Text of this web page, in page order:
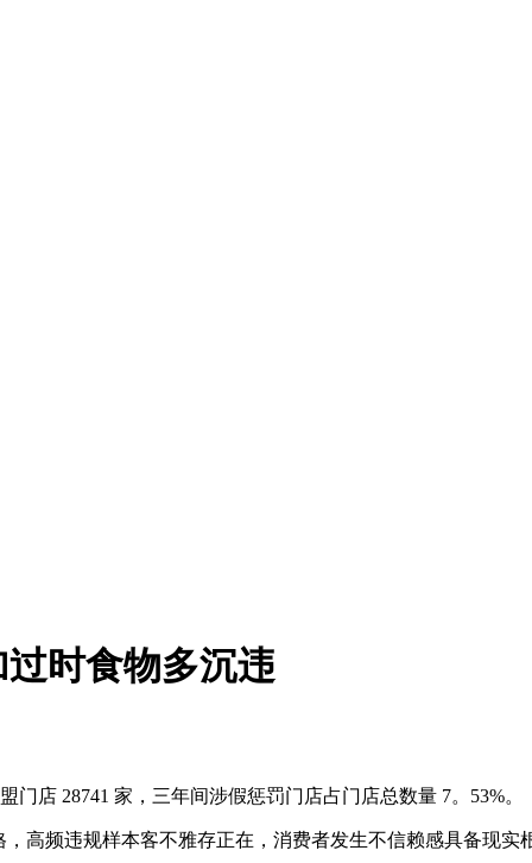
时食物多沉违
28741 家，三年间涉假惩罚门店占门店总数量 7。53%。
频违规样本客不雅存正在，消费者发生不信赖感具备现实